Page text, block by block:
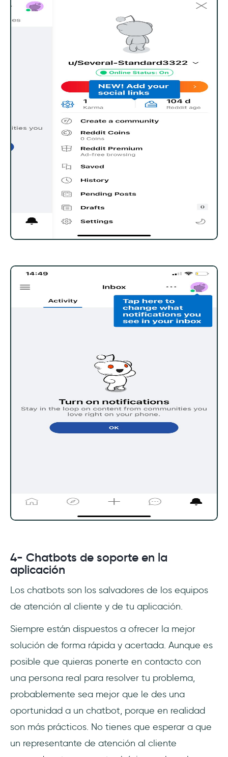
4- Chatbots de soporte en la
aplicación
Los chatbots son los salvadores de los equipos
de atención al cliente y de tu aplicación.
Siempre están dispuestos a ofrecer la mejor
solución de forma rápida y acertada. Aunque es
posible que quieras ponerte en contacto con
una persona real para resolver tu problema,
probablemente sea mejor que le des una
oportunidad a un chatbot, porque en realidad
son más prácticos. No tienes que esperar a que
un representante de atención al cliente